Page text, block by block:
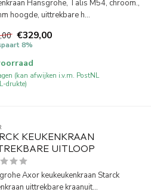
Hansgrohe, Talis M54, chroom.,
hoogde, uittrekbare h...
€329,00
8%
(kan afwijken i.v.m. PostNL
drukte)
KEUKENKRAAN
UITLOOP
Axor keukeukenkraan Starck
uittrekbare kraanuit...